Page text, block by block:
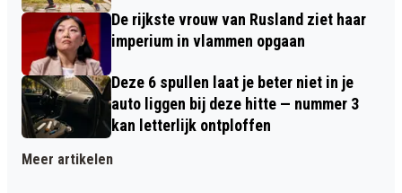
De rijkste vrouw van Rusland ziet haar
imperium in vlammen opgaan
Deze 6 spullen laat je beter niet in je
auto liggen bij deze hitte — nummer 3
kan letterlijk ontploffen
Meer artikelen